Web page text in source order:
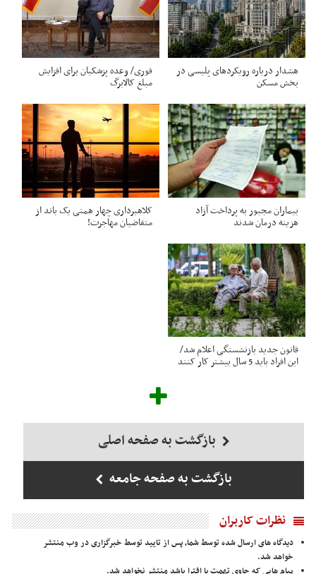
هشدار درباره رویکردهای پلیسی در
بخش مسکن
فوری/ وعده پزشکیان برای افزایش
مبلغ کالابرگ
بیماران مجبور به پرداخت آزاد
هزینه درمان شدند
کلاهبرداری چهار همتی یک باند از
متقاضیان مهاجرت!
قانون جدید بازنشستگی اعلام شد/
این افراد باید 5 سال بیشتر کار کنند
بازگشت به صفحه اصلی
بازگشت به صفحه جامعه
نظرات کاربران
دیدگاه های ارسال شده توسط شما، پس از تایید توسط خبرگزاری در وب منتشر
خواهد شد.